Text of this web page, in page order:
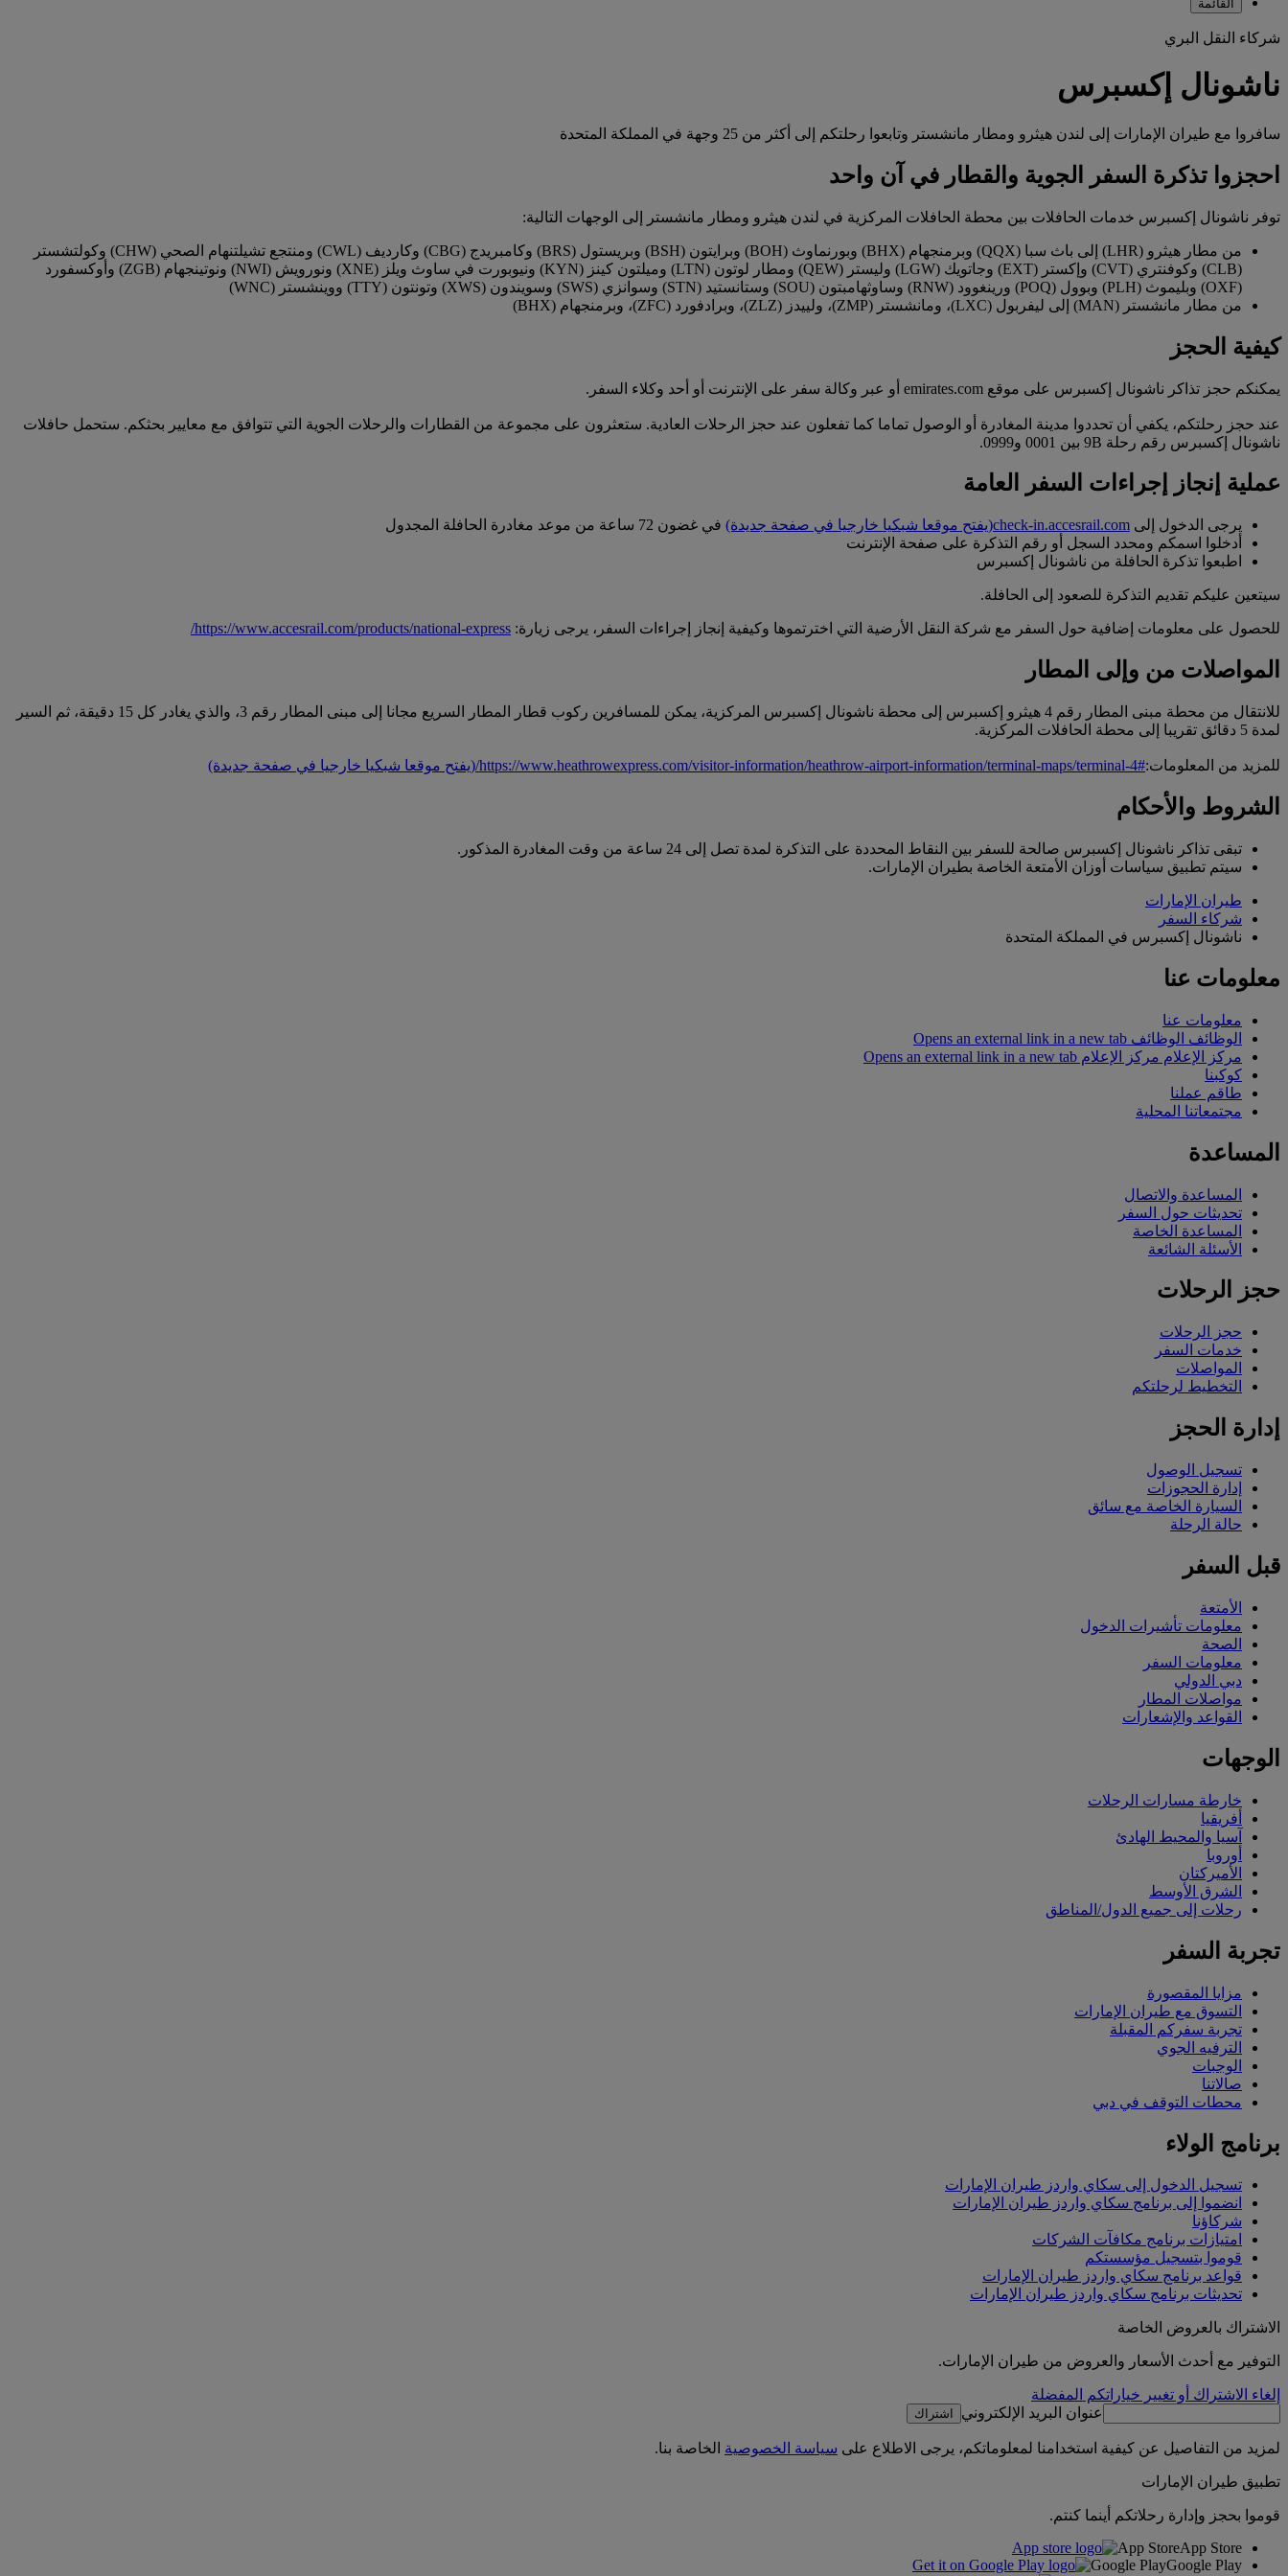
القائمة
شركاء النقل البري
ناشونال إكسبرس
سافروا مع طيران الإمارات إلى لندن هيثرو ومطار مانشستر وتابعوا رحلتكم إلى أكثر من 25 وجهة في المملكة المتحدة
احجزوا تذكرة السفر الجوية والقطار في آن واحد
توفر ناشونال إكسبرس خدمات الحافلات بين محطة الحافلات المركزية في لندن هيثرو ومطار مانشستر إلى الوجهات التالية:
من مطار هيثرو (LHR) إلى باث سبا (QQX) وبرمنجهام (BHX) وبورنماوث (BOH) وبرايتون (BSH) وبريستول (BRS) وكامبريدج (CBG) وكارديف (CWL) ومنتجع تشيلتنهام الصحي (CHW) وكولتشستر
(CLB) وكوفنتري (CVT) وإكستر (EXT) وجاتويك (LGW) وليستر (QEW) ومطار لوتون (LTN) وميلتون كينز (KYN) ونيوبورت في ساوث ويلز (XNE) ونورويش (NWI) ونوتينجهام (ZGB) وأوكسفورد
(OXF) وبليموث (PLH) وبوول (POQ) ورينغوود (RNW) وساوثهامبتون (SOU) وستانستيد (STN) وسوانزي (SWS) وسويندون (XWS) وتونتون (TTY) ووينشستر (WNC)
من مطار مانشستر (MAN) إلى ليفربول (LXC)، ومانشستر (ZMP)، ولييدز (ZLZ)، وبرادفورد (ZFC)، وبرمنجهام (BHX)
كيفية الحجز
يمكنكم حجز تذاكر ناشونال إكسبرس على موقع emirates.com أو عبر وكالة سفر على الإنترنت أو أحد وكلاء السفر.
عند حجز رحلتكم، يكفي أن تحددوا مدينة المغادرة أو الوصول تماما كما تفعلون عند حجز الرحلات العادية. ستعثرون على مجموعة من القطارات والرحلات الجوية التي تتوافق مع معايير بحثكم. ستحمل حافلات
ناشونال إكسبرس رقم رحلة 9B بين 0001 و0999.
عملية إنجاز إجراءات السفر العامة
يرجى الدخول إلى check-in.accesrail.com(يفتح موقعا شبكيا خارجيا في صفحة جديدة) في غضون 72 ساعة من موعد مغادرة الحافلة المجدول
أدخلوا اسمكم ومحدد السجل أو رقم التذكرة على صفحة الإنترنت
اطبعوا تذكرة الحافلة من ناشونال إكسبرس
سيتعين عليكم تقديم التذكرة للصعود إلى الحافلة.
للحصول على معلومات إضافية حول السفر مع شركة النقل الأرضية التي اخترتموها وكيفية إنجاز إجراءات السفر، يرجى زيارة: https://www.accesrail.com/products/national-express/
المواصلات من وإلى المطار
للانتقال من محطة مبنى المطار رقم 4 هيثرو إكسبرس إلى محطة ناشونال إكسبرس المركزية، يمكن للمسافرين ركوب قطار المطار السريع مجانا إلى مبنى المطار رقم 3، والذي يغادر كل 15 دقيقة، ثم السير
لمدة 5 دقائق تقريبا إلى محطة الحافلات المركزية.
للمزيد من المعلومات:https://www.heathrowexpress.com/visitor-information/heathrow-airport-information/terminal-maps/terminal-4#/ (يفتح موقعا شبكيا خارجيا في صفحة جديدة)
الشروط والأحكام
تبقى تذاكر ناشونال إكسبرس صالحة للسفر بين النقاط المحددة على التذكرة لمدة تصل إلى 24 ساعة من وقت المغادرة المذكور.
سيتم تطبيق سياسات أوزان الأمتعة الخاصة بطيران الإمارات.
طيران الإمارات
شركاء السفر
ناشونال إكسبرس في المملكة المتحدة
معلومات عنا
معلومات عنا
الوظائف الوظائف Opens an external link in a new tab
مركز الإعلام مركز الإعلام Opens an external link in a new tab
كوكبنا
طاقم عملنا
مجتمعاتنا المحلية
المساعدة
المساعدة والاتصال
تحديثات حول السفر
المساعدة الخاصة
الأسئلة الشائعة
حجز الرحلات
حجز الرحلات
خدمات السفر
المواصلات
التخطيط لرحلتكم
إدارة الحجز
تسجيل الوصول
إدارة الحجوزات
السيارة الخاصة مع سائق
حالة الرحلة
قبل السفر
الأمتعة
معلومات تأشيرات الدخول
الصحة
معلومات السفر
دبي الدولي
مواصلات المطار
القواعد والإشعارات
الوجهات
خارطة مسارات الرحلات
أفريقيا
آسيا والمحيط الهادئ
أوروبا
الأميركتان
الشرق الأوسط
رحلات إلى جميع الدول/المناطق
تجربة السفر
مزايا المقصورة
التسوق مع طيران الإمارات
تجربة سفركم المقبلة
الترفيه الجوي
الوجبات
صالاتنا
محطات التوقف في دبي
برنامج الولاء
تسجيل الدخول إلى سكاي واردز طيران الإمارات
انضموا إلى برنامج سكاي واردز طيران الإمارات
شركاؤنا
امتيازات برنامج مكافآت الشركات
قوموا بتسجيل مؤسستكم
قواعد برنامج سكاي واردز طيران الإمارات
تحديثات برنامج سكاي واردز طيران الإمارات
الاشتراك بالعروض الخاصة
التوفير مع أحدث الأسعار والعروض من طيران الإمارات.
إلغاء الاشتراك أو تغيير خياراتكم المفضلة
عنوان البريد الإلكتروني
اشتراك
لمزيد من التفاصيل عن كيفية استخدامنا لمعلوماتكم، يرجى الاطلاع على سياسة الخصوصية الخاصة بنا.
تطبيق طيران الإمارات
قوموا بحجز وإدارة رحلاتكم أينما كنتم.
App StoreApp Store
Google PlayGoogle Play